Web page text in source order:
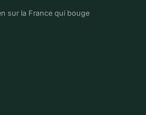
sur la France qui bouge